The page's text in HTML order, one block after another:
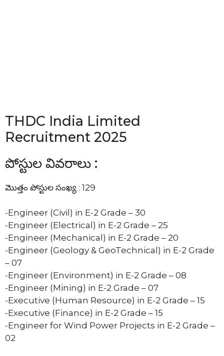
THDC India Limited
Recruitment 2025
పోస్టుల వివరాలు :
మొత్తం పోస్టుల సంఖ్య : 129
-Engineer (Civil) in E-2 Grade – 30
-Engineer (Electrical) in E-2 Grade – 25
-Engineer (Mechanical) in E-2 Grade – 20
-Engineer (Geology & GeoTechnical) in E-2 Grade
– 07
-Engineer (Environment) in E-2 Grade – 08
-Engineer (Mining) in E-2 Grade – 07
-Executive (Human Resource) in E-2 Grade – 15
-Executive (Finance) in E-2 Grade – 15
-Engineer for Wind Power Projects in E-2 Grade –
02